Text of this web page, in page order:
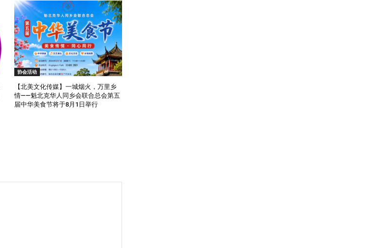
协会活动
【北美文化传媒】一城烟火，万里乡
情——魁北克华人同乡会联合总会第五
届中华美食节将于8月1日举行